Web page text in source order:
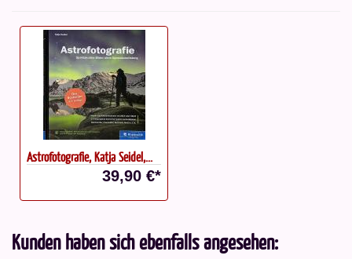
Astrofotografie, Katja Seidel,...
39,90 €*
Kunden haben sich ebenfalls angesehen: